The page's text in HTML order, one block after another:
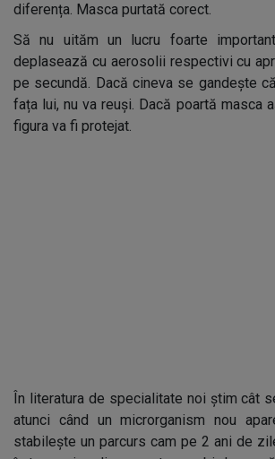
diferența. Masca purtată corect.
Să nu uităm un lucru foarte
deplasează cu aerosolii respectivi cu
pe secundă. Dacă cineva se gandește
fața lui, nu va reuși. Dacă poartă masca
figura va fi protejat.
În literatura de specialitate noi știm cât
atunci când un microrganism nou
stabilește un parcurs cam pe 2 ani de